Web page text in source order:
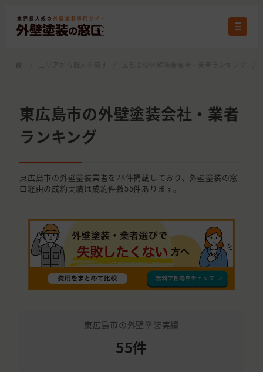
東広島市の外壁塗装会社・業者
ランキング
東広島市の外壁塗装業者を28件掲載しており、外壁塗装の窓
口経由の成約実績は成約件数55件あります。
東広島市の外壁塗装実績
55件